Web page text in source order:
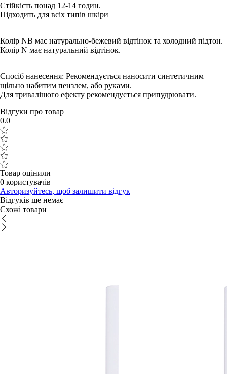
Стійкість понад 12-14 годин.
Підходить для всіх типів шкіри
Колір NB має натурально-бежевий відтінок та холодний підтон.
Колір N має натуральний відтінок.
Спосіб нанесення: Рекомендується наносити синтетичним
щільно набитим пензлем, або руками.
Для тривалішого ефекту рекомендується припудрювати.
Відгуки про товар
0.0
Товар оцінили
0 користувачів
Авторизуйтесь, щоб залишити відгук
Відгуків ще немає
Схожі товари